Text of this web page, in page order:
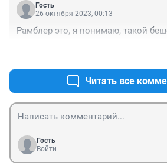
Гость
26 октября 2023, 00:13
Рамблер это, я понимаю, такой
Читать все
Гость
Войти